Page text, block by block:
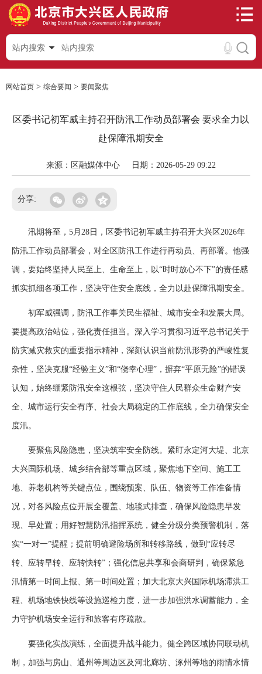
站内搜索
网站首页 > 综合要闻 > 要闻聚焦
区委书记初军威主持召开防汛工作动员部署会 要求全力以
赴保障汛期安全
来源：区融媒体中心 日期：2026-05-29 09:22
分享:
汛期将至，5月28日，区委书记初军威主持召开大兴区2026年
防汛工作动员部署会，对全区防汛工作进行再动员、再部署。他强
调，要始终坚持人民至上、生命至上，以“时时放心不下”的责任感
抓实抓细各项工作，坚决守住安全底线，全力以赴保障汛期安全。
初军威强调，防汛工作事关民生福祉、城市安全和发展大局。
要提高政治站位，强化责任担当。深入学习贯彻习近平总书记关于
防灾减灾救灾的重要指示精神，深刻认识当前防汛形势的严峻性复
杂性，坚决克服“经验主义”和“侥幸心理”，摒弃“平原无险”的错误
认知，始终绷紧防汛安全这根弦，坚决守住人民群众生命财产安
全、城市运行安全有序、社会大局稳定的工作底线，全力确保安全
度汛。
要聚焦风险隐患，坚决筑牢安全防线。紧盯永定河大堤、北京
大兴国际机场、城乡结合部等重点区域，聚焦地下空间、施工工
地、养老机构等关键点位，围绕预案、队伍、物资等工作准备情
况，对各风险点位开展全覆盖、地毯式排查，确保风险隐患早发
现、早处置；用好智慧防汛指挥系统，健全分级分类预警机制，落
实“一对一”提醒；提前明确避险场所和转移路线，做到“应转尽
转、应转早转、应转快转”；强化信息共享和会商研判，确保紧急
汛情第一时间上报、第一时间处置；加大北京大兴国际机场滞洪工
程、机场地铁快线等设施巡检力度，进一步加强洪水调蓄能力，全
力守护机场安全运行和旅客有序疏散。
要强化实战演练，全面提升战斗能力。健全跨区域协同联动机
制，加强与房山、通州等周边区及河北廊坊、涿州等地的雨情水情